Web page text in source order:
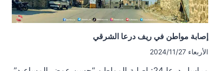
إصابة مواطن في ريف درعا الشرقي
الأربعاء 2024/11/27